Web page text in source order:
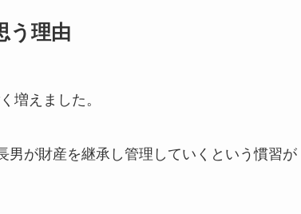
う理由
増えました。
が財産を継承し管理していくという慣習が